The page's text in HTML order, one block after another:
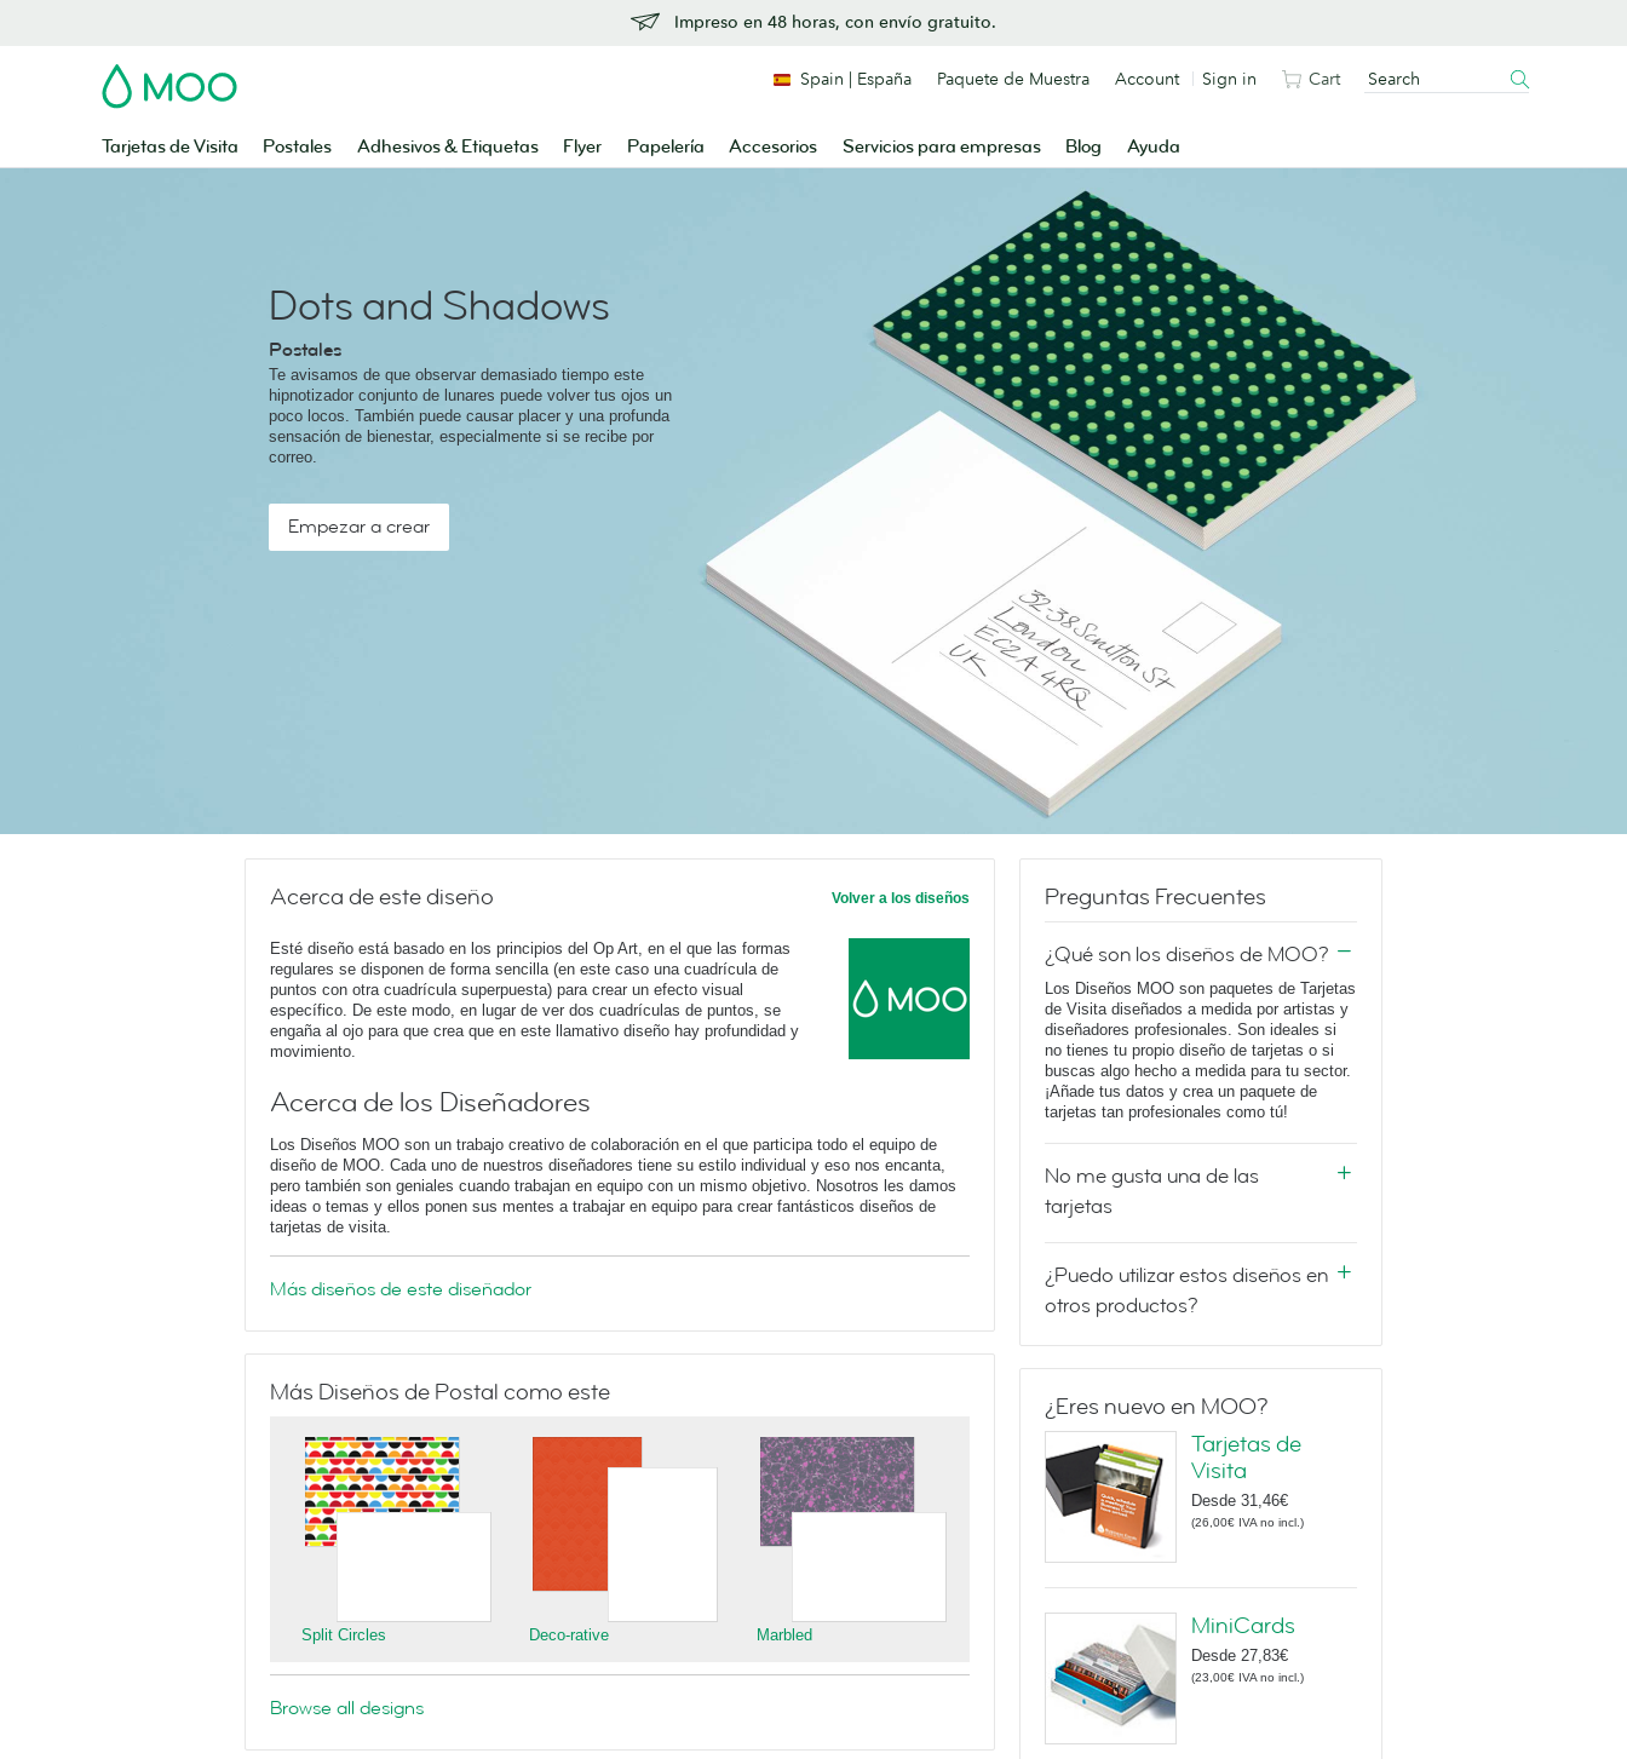
Impreso en 48 horas, con envío gratuito.
MOO
Tarjetas de Visita Postales Adhesivos & Etiquetas Flyer Papelería Accesorios Servicios para empresas Blog Ayuda
Spain | España Paquete de Muestra Account Sign in Cart
Dots and Shadows
Postales
Te avisamos de que observar demasiado tiempo este
hipnotizador conjunto de lunares puede volver tus ojos un
poco locos. También puede causar placer y una profunda
sensación de bienestar, especialmente si se recibe por
correo.
Empezar a crear
Acerca de este diseño Volver a los diseños
Esté diseño está basado en los principios del Op Art, en el que las formas
regulares se disponen de forma sencilla (en este caso una cuadrícula de
puntos con otra cuadrícula superpuesta) para crear un efecto visual
específico. De este modo, en lugar de ver dos cuadrículas de puntos, se
engaña al ojo para que crea que en este llamativo diseño hay profundidad y
movimiento.
Acerca de los Diseñadores
Los Diseños MOO son un trabajo creativo de colaboración en el que participa todo el equipo de
diseño de MOO. Cada uno de nuestros diseñadores tiene su estilo individual y eso nos encanta,
pero también son geniales cuando trabajan en equipo con un mismo objetivo. Nosotros les damos
ideas o temas y ellos ponen sus mentes a trabajar en equipo para crear fantásticos diseños de
tarjetas de visita.
Más diseños de este diseñador
Más Diseños de Postal como este
Split Circles Deco-rative Marbled
Browse all designs
Preguntas Frecuentes
¿Qué son los diseños de MOO?
Los Diseños MOO son paquetes de Tarjetas
de Visita diseñados a medida por artistas y
diseñadores profesionales. Son ideales si
no tienes tu propio diseño de tarjetas o si
buscas algo hecho a medida para tu sector.
¡Añade tus datos y crea un paquete de
tarjetas tan profesionales como tú!
No me gusta una de las
tarjetas
¿Puedo utilizar estos diseños en
otros productos?
¿Eres nuevo en MOO?
Tarjetas de
Visita
Desde 31,46€
(26,00€ IVA no incl. )
MiniCards
Desde 27,83€
(23,00€ IVA no incl. )